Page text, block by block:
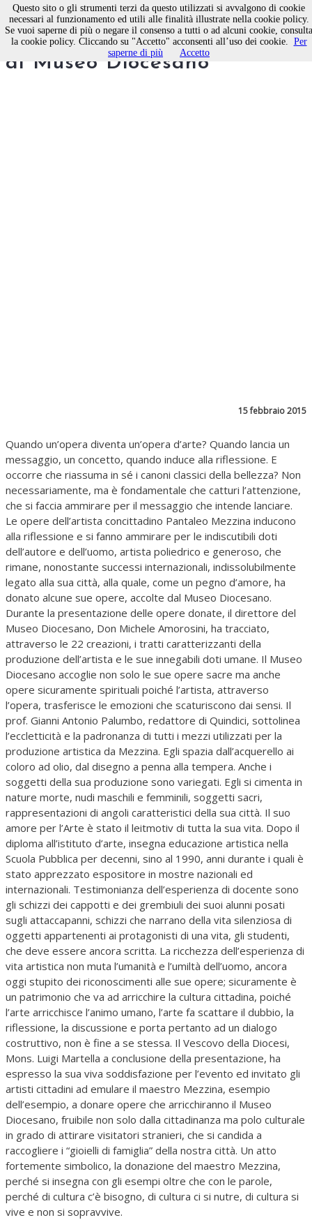
Opere di Pantaleo Mezzina
al Museo Diocesano
15 febbraio 2015
Quando un’opera diventa un’opera d’arte? Quando lancia un
messaggio, un concetto, quando induce alla riflessione. E
occorre che riassuma in sé i canoni classici della bellezza? Non
necessariamente, ma è fondamentale che catturi l’attenzione,
che si faccia ammirare per il messaggio che intende lanciare.
Le opere dell’artista concittadino Pantaleo Mezzina inducono
alla riflessione e si fanno ammirare per le indiscutibili doti
dell’autore e dell’uomo, artista poliedrico e generoso, che
rimane, nonostante successi internazionali, indissolubilmente
legato alla sua città, alla quale, come un pegno d’amore, ha
donato alcune sue opere, accolte dal Museo Diocesano.
Durante la presentazione delle opere donate, il direttore del
Museo Diocesano, Don Michele Amorosini, ha tracciato,
attraverso le 22 creazioni, i tratti caratterizzanti della
produzione dell’artista e le sue innegabili doti umane. Il Museo
Diocesano accoglie non solo le sue opere sacre ma anche
opere sicuramente spirituali poiché l’artista, attraverso
l’opera, trasferisce le emozioni che scaturiscono dai sensi. Il
prof. Gianni Antonio Palumbo, redattore di Quindici, sottolinea
l’eccletticità e la padronanza di tutti i mezzi utilizzati per la
produzione artistica da Mezzina. Egli spazia dall’acquerello ai
coloro ad olio, dal disegno a penna alla tempera. Anche i
soggetti della sua produzione sono variegati. Egli si cimenta in
nature morte, nudi maschili e femminili, soggetti sacri,
rappresentazioni di angoli caratteristici della sua città. Il suo
amore per l’Arte è stato il leitmotiv di tutta la sua vita. Dopo il
diploma all’istituto d’arte, insegna educazione artistica nella
Scuola Pubblica per decenni, sino al 1990, anni durante i quali è
stato apprezzato espositore in mostre nazionali ed
internazionali. Testimonianza dell’esperienza di docente sono
gli schizzi dei cappotti e dei grembiuli dei suoi alunni posati
sugli attaccapanni, schizzi che narrano della vita silenziosa di
oggetti appartenenti ai protagonisti di una vita, gli studenti,
che deve essere ancora scritta. La ricchezza dell’esperienza di
vita artistica non muta l’umanità e l’umiltà dell’uomo, ancora
oggi stupito dei riconoscimenti alle sue opere; sicuramente è
un patrimonio che va ad arricchire la cultura cittadina, poiché
l’arte arricchisce l’animo umano, l’arte fa scattare il dubbio, la
riflessione, la discussione e porta pertanto ad un dialogo
costruttivo, non è fine a se stessa. Il Vescovo della Diocesi,
Mons. Luigi Martella a conclusione della presentazione, ha
espresso la sua viva soddisfazione per l’evento ed invitato gli
artisti cittadini ad emulare il maestro Mezzina, esempio
dell’esempio, a donare opere che arricchiranno il Museo
Diocesano, fruibile non solo dalla cittadinanza ma polo culturale
in grado di attirare visitatori stranieri, che si candida a
raccogliere i “gioielli di famiglia” della nostra città. Un atto
fortemente simbolico, la donazione del maestro Mezzina,
perché si insegna con gli esempi oltre che con le parole,
perché di cultura c’è bisogno, di cultura ci si nutre, di cultura si
vive e non si sopravvive.
Questo sito o gli strumenti terzi da questo utilizzati si avvalgono di cookie
necessari al funzionamento ed utili alle finalità illustrate nella cookie policy.
Se vuoi saperne di più o negare il consenso a tutti o ad alcuni cookie, consulta
la cookie policy. Cliccando su "Accetto" acconsenti all’uso dei cookie. Per
saperne di più
Accetto